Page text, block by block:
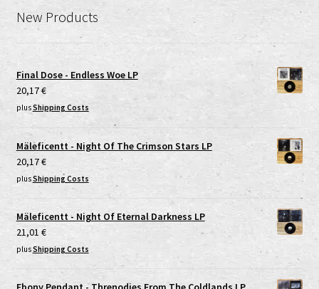
New Products
Final Dose - Endless Woe LP
20,17€
plusShipping Costs
Mäleficentt - Night Of The Crimson Stars LP
20,17€
plusShipping Costs
Mäleficentt - Night Of Eternal Darkness LP
21,01 €
plusShipping Costs